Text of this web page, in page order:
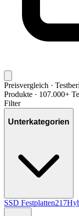
Preisvergleich ·
Produkte · 107.000+
Filter
Unterkategorien
SSD Festplatten217